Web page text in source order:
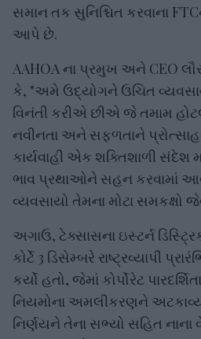
સમાન તક સુનિશ્ચિત કરવાના
આપે છે.
AAHOA ના પ્રમુખ અને CEO
કે, "અમે ઉદ્યોગને ઉચિત
વિનંતી કરીએ છીએ જે તમામ
નવીનતા અને સફળતાને
કાર્યવાહી એક શક્તિશાળી સંદેશ
ભાવ પ્રથાઓને સહન કરવામાં
વ્યવસાયો તેમના મોટા સમકક્ષો
અગાઉ, ટેક્સાસના ઇસ્ટર્ન
કોર્ટે 3 ડિસેમ્બરે રાષ્ટ્રવ્યાપી
કર્યો હતો, જેમાં કોર્પોરેટ
નિયમોના અમલીકરણને
નિર્ણયને તેના સભ્યો સહિત નાના